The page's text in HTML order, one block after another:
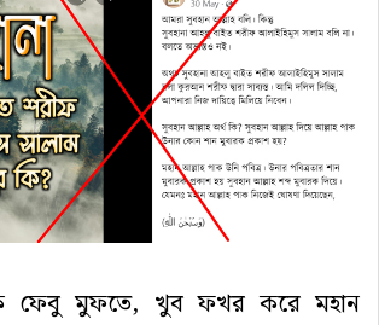
ফেবু মুফতে, খুব ফখর করে মহান